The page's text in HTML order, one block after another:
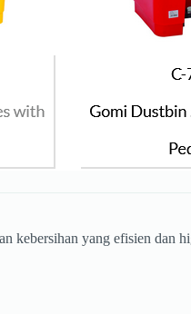
kebersihan yang efisien dan